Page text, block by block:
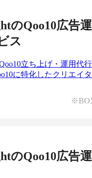
のQoo10広告
ス
立ち上げ・運用代
に特化したクリエイ
のQoo10広告